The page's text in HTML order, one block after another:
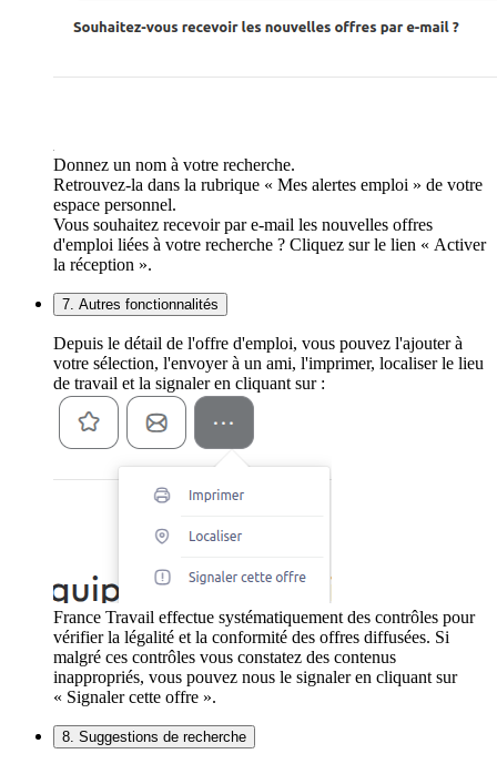
Donnez un nom à votre recherche.
Retrouvez-la dans la rubrique « Mes alertes emploi » de votre
espace personnel.
Vous souhaitez recevoir par e-mail les nouvelles offres
d'emploi liées à votre recherche ? Cliquez sur le lien « Activer
la réception ».
7. Autres fonctionnalités
Depuis le détail de l'offre d'emploi, vous pouvez l'ajouter à
votre sélection, l'envoyer à un ami, l'imprimer, localiser le lieu
de travail et la signaler en cliquant sur :
France Travail effectue systématiquement des contrôles pour
vérifier la légalité et la conformité des offres diffusées. Si
malgré ces contrôles vous constatez des contenus
inappropriés, vous pouvez nous le signaler en cliquant sur
« Signaler cette offre ».
8. Suggestions de recherche